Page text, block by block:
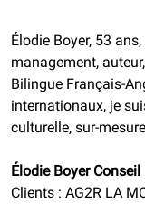
Élodie Boyer, 53
management,
Bilingue Français-
internationaux, je
culturelle, sur-
Élodie Boyer
Clients : AG2R LA